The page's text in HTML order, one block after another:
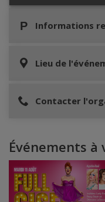
Informations
Lieu de
Contacter
Événements à